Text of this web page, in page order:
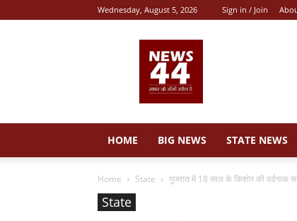
Wednesday, August 5, 2026 Sign in / Join
44
HOME BIG NEWS STATE NEWS
Home State गुजरात में 18 साल के किशोर की दर्दनाक
State